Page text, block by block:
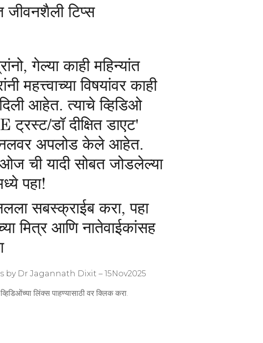
जीवनशैली टिप्स
गेल्या काही महिन्यांत
महत्त्वाच्या विषयांवर काही
आहेत. त्याचे व्हिडिओ
डॉ दीक्षित डाएट'
अपलोड केले आहेत.
ची यादी सोबत जोडलेल्या
पहा!
सबस्क्राईब करा, पहा
मित्र आणि नातेवाईकांसह
by Dr Jagannath Dixit – 15Nov2025
व्हिडिओंच्या लिंक्स पाहण्यासाठी वर क्लिक करा.